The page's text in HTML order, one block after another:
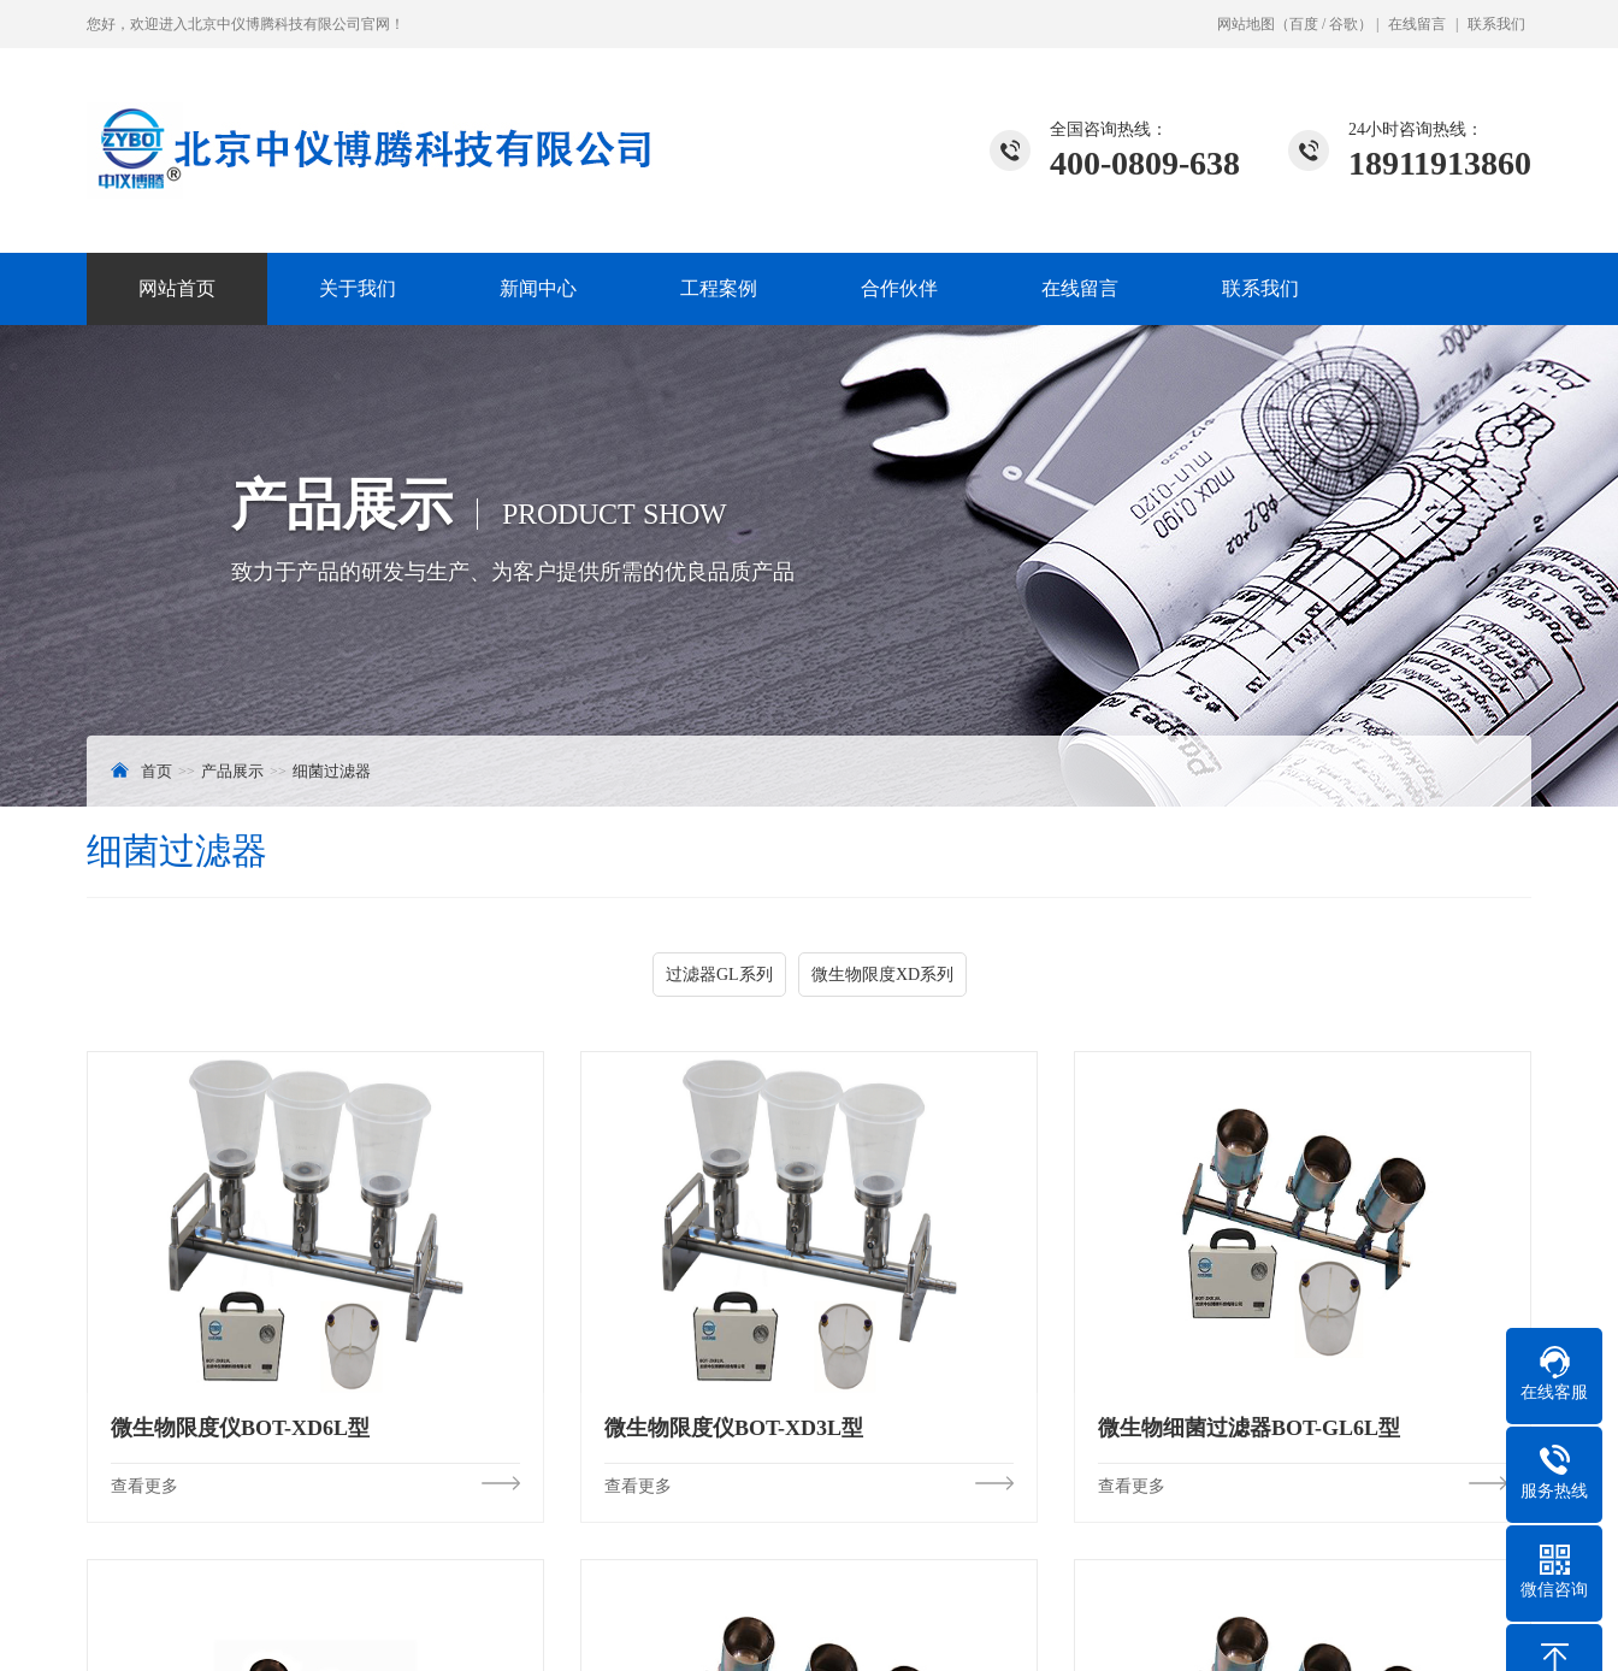
您好，欢迎进入北京中仪博腾科技有限公司官网！ 网站地图 （百度 / 谷歌 ） 在线留言 联系我们
24小时咨询热线：
18911913860
全国咨询热线：
400-0809-638
网站首页 关于我们 新闻中心 工程案例 合作伙伴 在线留言 联系我们
产品展示 PRODUCT SHOW
致力于产品的研发与生产、为客户提供所需的优良品质产品
首页 产品展示 细菌过滤器
细菌过滤器
过滤器GL系列 微生物限度XD系列
微生物限度仪BOT-XD6L型
查看更多
微生物限度仪BOT-XD3L型
查看更多
微生物细菌过滤器BOT-GL6L型
查看更多
在线客服
服务热线
微信咨询